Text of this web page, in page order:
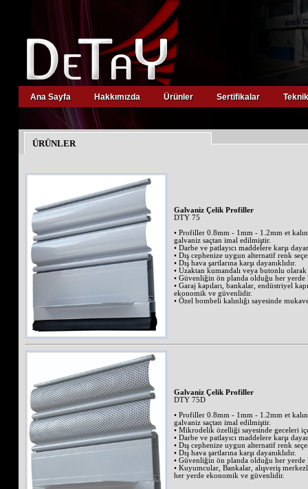
Ana Sayfa Hakkımızda Ürünler Sertifikalar
ÜRÜNLER
Galvaniz Çelik Profiller
DTY 75
• Profiller 0.8mm - 1mm - 1.2mm et
galvaniz saçtan imal edilmiştir.
• Darbe ve patlayıcı maddelere karşı
• Dış cephenize uygun alternatif renk
• Dış hava şartlarına karşı dayanıklıdır.
• Uzaktan kumandalı veya butonlu olarak
• Güvenliğin ön planda olduğu her yerde
• Garaj kapıları, bankalar, endüstriyel
ekonomik ve güvenlidir.
• Özel bombeli kalınlığı sayesinde
Galvaniz Çelik Profiller
DTY 75D
• Profiller 0.8mm - 1mm - 1.2mm et
galvaniz saçtan imal edilmiştir.
• Mikrodelik özelliği sayesinde geceleri
• Darbe ve patlayıcı maddelere karşı
• Dış cephenize uygun alternatif renk
• Dış hava şartlarına karşı dayanıklıdır.
• Güvenliğin ön planda olduğu her yerde
• Kuyumcular, Bankalar, alışveriş
her yerde ekonomik ve güvenlidir.